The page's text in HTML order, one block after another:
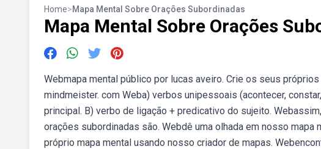
Home>Mapa Mental Sobre Orações Subordinadas
Mapa Mental Sobre Orações
Webmapa mental público por lucas aveiro. Crie os seus
mindmeister. com Weba) verbos unipessoais (acontecer,
principal. B) verbo de ligação + predicativo do sujeito.
orações subordinadas são. Webdê uma olhada em nosso
próprio mapa mental usando nosso criador de mapas.